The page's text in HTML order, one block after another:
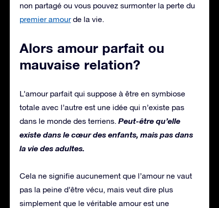
non partagé ou vous pouvez surmonter la perte du
premier amourde la vie.
Alors amour parfait ou
mauvaise relation?
L’amour parfait qui suppose à être en symbiose
totale avec l’autre est une idée qui n’existe pas
dans le monde des terriens. Peut-être qu’elle
existe dans le cœur des enfants, mais pas dans
la vie des adultes.
Cela ne signifie aucunement que l’amour ne vaut
pas la peine d’être vécu, mais veut dire plus
simplement que le véritable amour est une